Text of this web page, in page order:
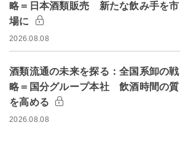
略＝日本酒類販売 新たな飲み手を市
場に
2026.08.08
酒類流通の未来を探る：全国系卸の戦
略＝国分グループ本社 飲酒時間の質
を高める
2026.08.08